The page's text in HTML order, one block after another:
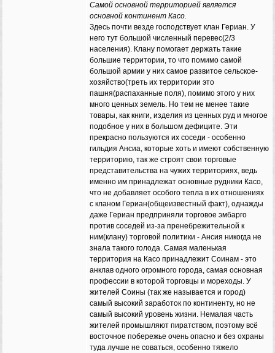
Самой основной территорией является
основной континент Касо.
Здесь почти везде господствует клан Гериан. У
него тут большой численный перевес(2/3
населения). Клану помогает держать такие
большие территории, то что помимо самой
большой армии у них самое развитое сельское-
хозяйство(треть их территории это
пашня(распаханные поля), помимо этого у них
много ценных земель. Но тем не менее такие
товары, как книги, изделия из ценных руд и многое
подобное у них в большом дефиците. Эти
прекрасно пользуются их соседи - особенно
гильдия Ансиа, которые хоть и имеют собственную
территорию, так же строят свои торговые
представительства на чужих территориях, ведь
именно им принадлежат основные рудники Касо,
что не добавляет особого тепла в их отношениях
с кланом Гериан(общеизвестный факт), однажды
даже Гериан предприняли торговое эмбарго
против соседей из-за пренебрежительной к
ним(клану) торговой политики - Ансия никогда не
знала такого голода. Самая маленькая
территория на Касо принадлежит Соинам - это
анклав одного огромного города, самая основная
профессии в которой торговцы и мореходы. У
жителей Соины (так же называется и город)
самый высокий заработок по континенту, но не
самый высокий уровень жизни. Немалая часть
жителей промышляют пиратством, поэтому всё
восточное побережье очень опасно и без охраны
туда лучше не соваться, особенно тяжело